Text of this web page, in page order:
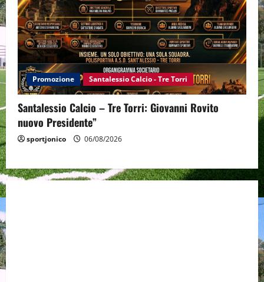
Promozione Santalessio Calcio - Tre Torri
Santalessio Calcio – Tre Torri: Giovanni Rovito
nuovo Presidente”
sportjonico 06/08/2026